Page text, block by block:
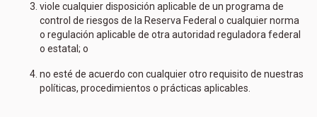
viole cualquier disposición aplicable de un programa de
control de riesgos de la Reserva Federal o cualquier norma
o regulación aplicable de otra autoridad reguladora federal
o estatal; o
no esté de acuerdo con cualquier otro requisito de nuestras
políticas, procedimientos o prácticas aplicables.